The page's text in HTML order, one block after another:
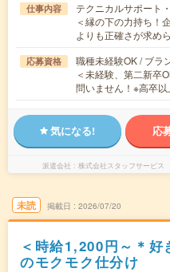
仕事内容
テクニカルサポート
＜縁の下の力持ち！
よりも正確さが求め
応募資格
職種未経験OK / ブラ
＜未経験、第二新卒
問いません！※高卒
気になる! 応
派遣会社 株式会社スタッフサービス
未読 掲載日 2026/07/20
＜時給1,200円～＊好
のモクモク仕分け